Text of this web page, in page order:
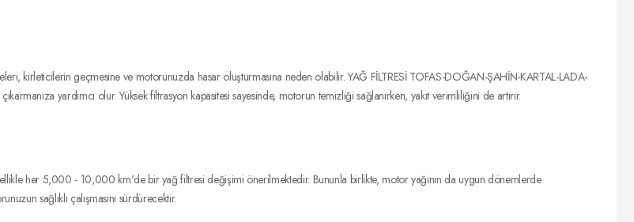
kirleticilerin geçmesine ve motorunuzda hasar oluşturmasına neden olabilir. YAĞ FİLTRESİ TOFAS-DOĞAN-ŞAHİN-KARTAL-LADA-
yardımcı olur. Yüksek filtrasyon kapasitesi sayesinde, motorun temizliği sağlanırken, yakıt verimliliğini de artırır.
her 5,000 - 10,000 km'de bir yağ filtresi değişimi önerilmektedir. Bununla birlikte, motor yağının da uygun dönemlerde
sağlıklı çalışmasını sürdürecektir.